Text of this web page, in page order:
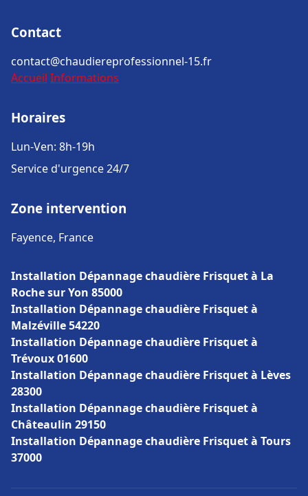
Contact
contact@chaudiereprofessionnel-15.fr
Accueil Informations
Horaires
Lun-Ven: 8h-19h
Service d'urgence 24/7
Zone intervention
Fayence, France
Installation Dépannage chaudière Frisquet à La
Roche sur Yon 85000
Installation Dépannage chaudière Frisquet à
Malzéville 54220
Installation Dépannage chaudière Frisquet à
Trévoux 01600
Installation Dépannage chaudière Frisquet à Lèves
28300
Installation Dépannage chaudière Frisquet à
Châteaulin 29150
Installation Dépannage chaudière Frisquet à Tours
37000